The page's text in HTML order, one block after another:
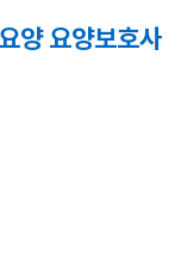
양 요양보호사